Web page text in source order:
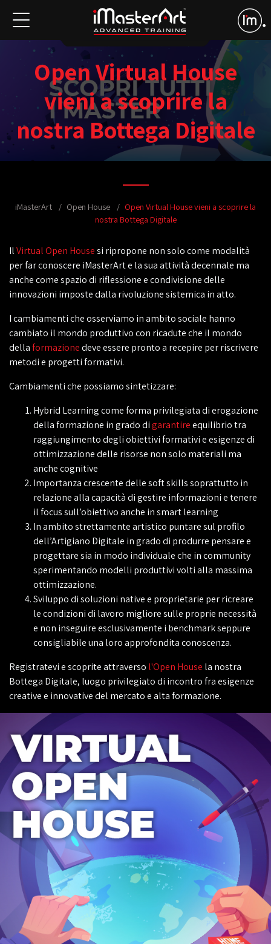
Open Virtual House
vieni a scoprire la
nostra Bottega Digitale
iMasterArt Open House
Open Virtual House vieni a scoprire la
nostra Bottega Digitale
IlVirtual Open Housesi ripropone non solo come modalità
per far conoscere iMasterArt e la sua attività decennale ma
anche come spazio di riflessione e condivisione delle
innovazioni imposte dalla rivoluzione sistemica in atto.
I cambiamenti che osserviamo in ambito sociale hanno
cambiato il mondo produttivo con ricadute che il mondo
dellaformazionedeve essere pronto a recepire per riscrivere
metodi e progetti formativi.
Cambiamenti che possiamo sintetizzare:
Hybrid Learning come forma privilegiata di erogazione
della formazione in grado digarantireequilibrio tra
raggiungimento degli obiettivi formativi e esigenze di
ottimizzazione delle risorse non solo materiali ma
anche cognitive
Importanza crescente delle soft skills soprattutto in
relazione alla capacità di gestire informazioni e tenere
il focus sull’obiettivo anche in smart learning
In ambito strettamente artistico puntare sul profilo
dell’Artigiano Digitale in grado di produrre pensare e
progettare sia in modo individuale che in community
sperimentando modelli produttivi volti alla massima
ottimizzazione.
Sviluppo di soluzioni native e proprietarie per ricreare
le condizioni di lavoro migliore sulle proprie necessità
e non inseguire esclusivamente i benchmark seppure
consigliabile una loro approfondita conoscenza.
Registratevi e scoprite attraverso l'Open House la nostra
Bottega Digitale, luogo privilegiato di incontro fra esigenze
creative e innovative del mercato e alta formazione.